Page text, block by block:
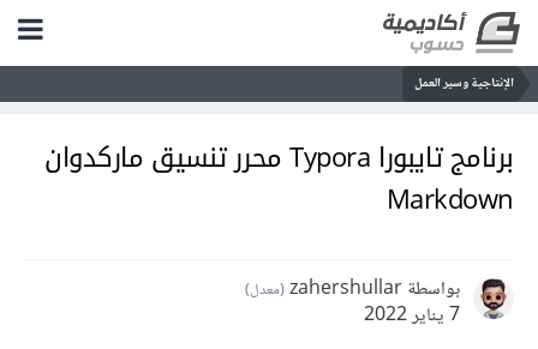
الإنتاجية وسير العمل
برنامج تايبورا Typora محرر تنسيق ماركدوان
Markdown
بواسطة zahershullar (معدل)
7 يناير 2022